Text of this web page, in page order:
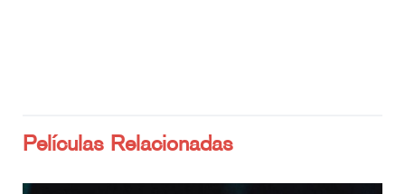
Películas Relacionadas